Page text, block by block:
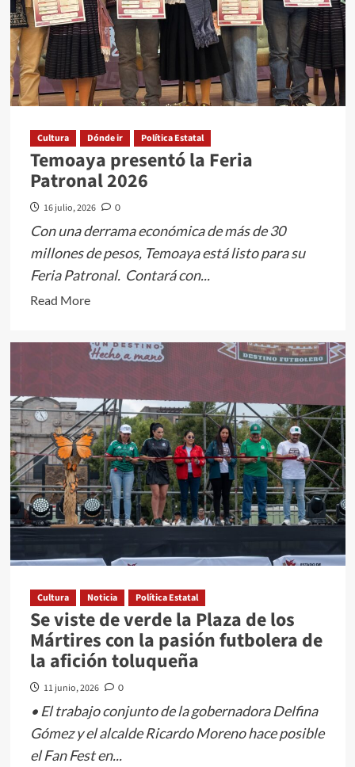
orgullo
cultural
de
Toluca
Cultura Dónde ir Política Estatal
Temoaya presentó la Feria
Patronal 2026
16 julio, 2026 0
Con una derrama económica de más de 30
millones de pesos, Temoaya está listo para su
Feria Patronal. Contará con...
Read MoreRead
about
Temoaya
la
Feria
Patronal
2026
Cultura Noticia Política Estatal
Se viste de verde la Plaza de los
Mártires con la pasión futbolera de
la afición toluqueña
11 junio, 2026 0
• El trabajo conjunto de la gobernadora Delfina
Gómez y el alcalde Ricardo Moreno hace posible
el Fan Fest en...